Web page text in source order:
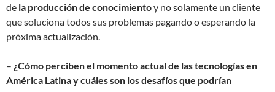
de la producción de conocimientoy no solamente un cliente
que soluciona todos sus problemas pagando o esperando la
próxima actualización.
– ¿Cómo perciben el momento actual de las tecnologías en
América Latina y cuáles son los desafíos que podrían